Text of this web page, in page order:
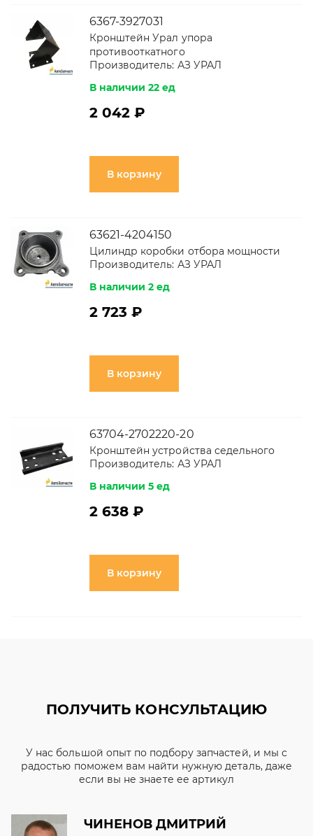
6367-3927031
Кронштейн Урал упора
противооткатного
Производитель: АЗ УРАЛ
В наличии 22 ед
2 042 ₽
В корзину
63621-4204150
Цилиндр коробки отбора мощности
Производитель: АЗ УРАЛ
В наличии 2 ед
2 723 ₽
В корзину
63704-2702220-20
Кронштейн устройства седельного
Производитель: АЗ УРАЛ
В наличии 5 ед
2 638 ₽
В корзину
ПОЛУЧИТЬ КОНСУЛЬТАЦИЮ
У нас большой опыт по подбору запчастей, и мы с
радостью поможем вам найти нужную деталь, даже
если вы не знаете ее артикул
ЧИНЕНОВ ДМИТРИЙ